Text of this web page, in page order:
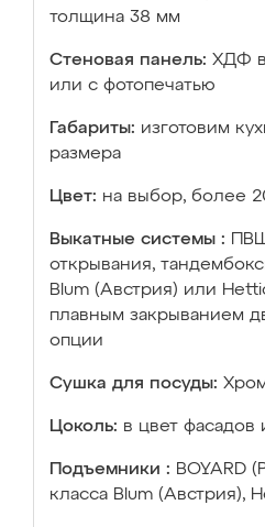
толщина 38 мм
Стеновая панель: ХДФ в
или с фотопечатью
Габариты: изготовим
размера
Цвет: на выбор, более
Выкатные системы :
открывания,
Blum (Австрия) или
плавным закрыванием
опции
Сушка для посуды:
Цоколь: в цвет фасадов
Подъемники : BOYARD
класса Blum (Австрия),